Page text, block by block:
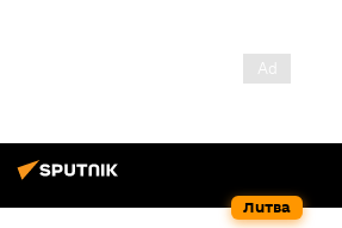
Литва